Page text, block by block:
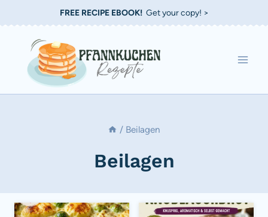
Inhalt
springen
FREE RECIPE EBOOK!Get your copy! >
/ Beilagen
Beilagen